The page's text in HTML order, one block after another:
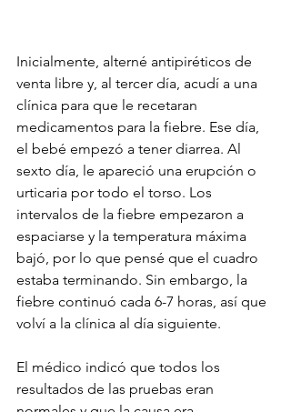
Inicialmente, alterné antipiréticos de
venta libre y, al tercer día, acudí a una
clínica para que le recetaran
medicamentos para la fiebre. Ese día,
el bebé empezó a tener diarrea. Al
sexto día, le apareció una erupción o
urticaria por todo el torso. Los
intervalos de la fiebre empezaron a
espaciarse y la temperatura máxima
bajó, por lo que pensé que el cuadro
estaba terminando. Sin embargo, la
fiebre continuó cada 6-7 horas, así que
volví a la clínica al día siguiente.
El médico indicó que todos los
resultados de las pruebas eran